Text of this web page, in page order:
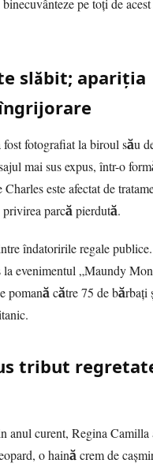
pe toți de acest
slăbit; apariția
fotografiat la biroul său
mai sus expus, într-o
este afectat de
parcă pierdută.
îndatoririle regale
evenimentul „Maundy
pomană către 75 de bărbați
tribut
anul curent, Regina Camilla
o haină crem de